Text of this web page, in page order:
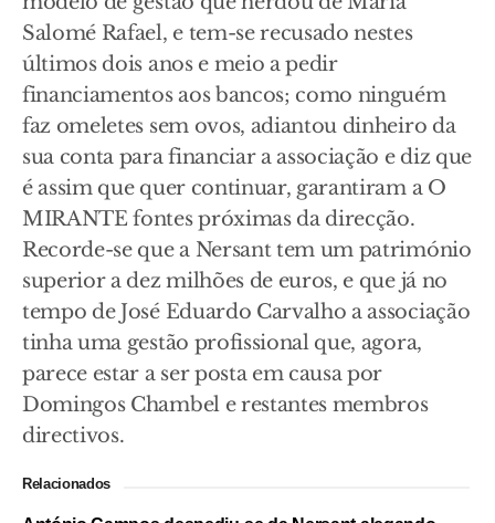
Salomé Rafael, e tem-se recusado nestes
últimos dois anos e meio a pedir
financiamentos aos bancos; como ninguém
faz omeletes sem ovos, adiantou dinheiro da
sua conta para financiar a associação e diz que
é assim que quer continuar, garantiram a O
MIRANTE fontes próximas da direcção.
Recorde-se que a Nersant tem um património
superior a dez milhões de euros, e que já no
tempo de José Eduardo Carvalho a associação
tinha uma gestão profissional que, agora,
parece estar a ser posta em causa por
Domingos Chambel e restantes membros
directivos.
Relacionados